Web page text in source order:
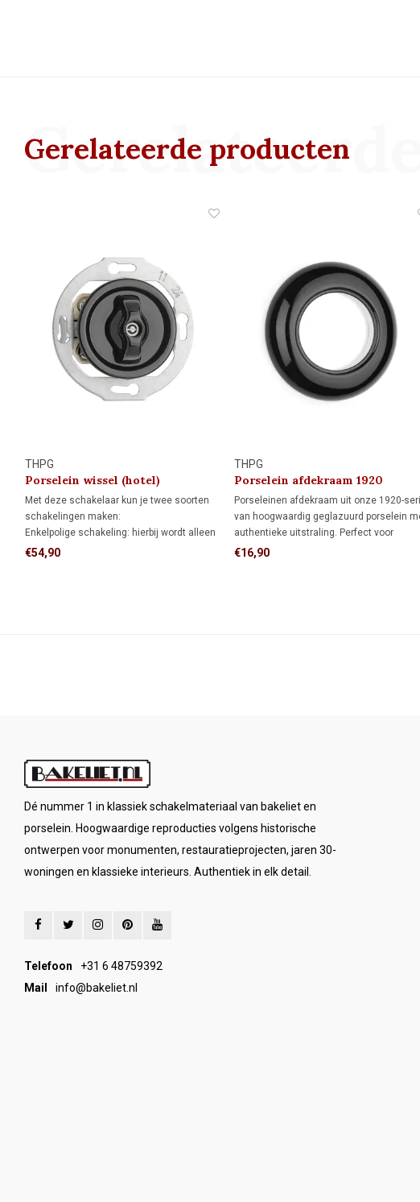
Gerelateerde producten
THPG
Porselein wissel (hotel)
schakelaar 1920
Met deze schakelaar kun je twee soorten
schakelingen maken:
Enkelpolige schakeling: hierbij wordt alleen
de stroomvoerende draad onderbroken.
€54,90
THPG
Porselein afdekraam 1920
Porseleinen afdekraam uit onze 1920-
van hoogwaardig geglazuurd porselein
authentieke uitstraling. Perfect voor
monumenten, restauratieprojecten en
€16,90
Dé nummer 1 in klassiek schakelmateriaal van bakeliet en
porselein. Hoogwaardige reproducties volgens historische
ontwerpen voor monumenten, restauratieprojecten, jaren 30-
woningen en klassieke interieurs. Authentiek in elk detail.
Telefoon
+31 6 48759392
Mail
info@bakeliet.nl